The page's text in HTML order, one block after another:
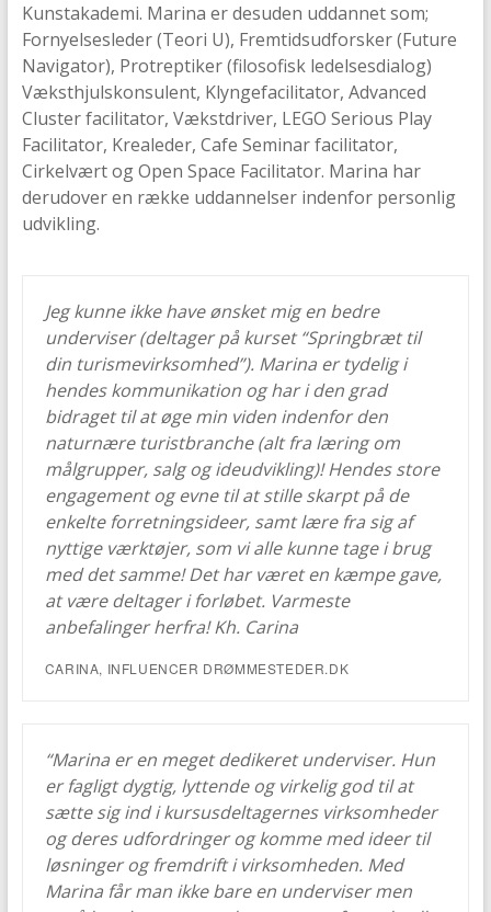
Kunstakademi. Marina er desuden uddannet som;
Fornyelsesleder (Teori U), Fremtidsudforsker (Future
Navigator), Protreptiker (filosofisk ledelsesdialog)
Væksthjulskonsulent, Klyngefacilitator, Advanced
Cluster facilitator, Vækstdriver, LEGO Serious Play
Facilitator, Krealeder, Cafe Seminar facilitator,
Cirkelvært og Open Space Facilitator. Marina har
derudover en række uddannelser indenfor personlig
udvikling.
Jeg kunne ikke have ønsket mig en bedre
underviser (deltager på kurset “Springbræt til
din turismevirksomhed”). Marina er tydelig i
hendes kommunikation og har i den grad
bidraget til at øge min viden indenfor den
naturnære turistbranche (alt fra læring om
målgrupper, salg og ideudvikling)! Hendes store
engagement og evne til at stille skarpt på de
enkelte forretningsideer, samt lære fra sig af
nyttige værktøjer, som vi alle kunne tage i brug
med det samme! Det har været en kæmpe gave,
at være deltager i forløbet. Varmeste
anbefalinger herfra! Kh. Carina
CARINA, INFLUENCER DRØMMESTEDER.DK
“Marina er en meget dedikeret underviser. Hun
er fagligt dygtig, lyttende og virkelig god til at
sætte sig ind i kursusdeltagernes virksomheder
og deres udfordringer og komme med ideer til
løsninger og fremdrift i virksomheden. Med
Marina får man ikke bare en underviser men